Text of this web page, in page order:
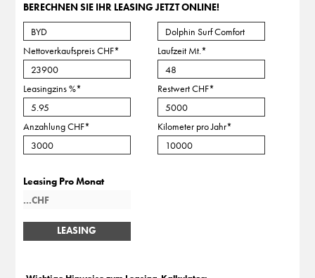
BERECHNEN SIE IHR LEASING JETZT ONLINE!
Nettoverkaufspreis CHF* Laufzeit Mt.*
Leasingzins %* Restwert CHF*
Anzahlung CHF* Kilometer pro Jahr*
Leasing Pro Monat
LEASING
BERECHNEN